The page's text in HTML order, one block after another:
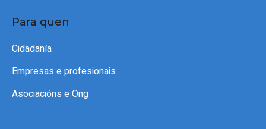
Para quen
Cidadanía
Empresas e profesionais
Asociacións e Ong